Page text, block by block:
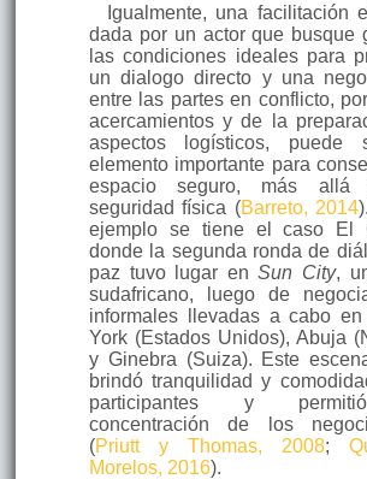
Igualmente, una facilitación
dada por un actor que busque
las condiciones ideales para
un dialogo directo y una
entre las partes en conflicto,
acercamientos y de la
aspectos logísticos, puede
elemento importante para
espacio seguro, más
seguridad física (Barreto, 2014
ejemplo se tiene el caso El
donde la segunda ronda de
paz tuvo lugar enSun City,
sudafricano, luego de
informales llevadas a cabo en
York (Estados Unidos), Abuja
y Ginebra (Suiza). Este
brindó tranquilidad y
participantes y
concentración de los
(Priutt y Thomas, 2008;
Morelos, 2016).